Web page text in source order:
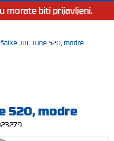
morate biti prijavljeni.
JBL Tune 520, modre
520, modre